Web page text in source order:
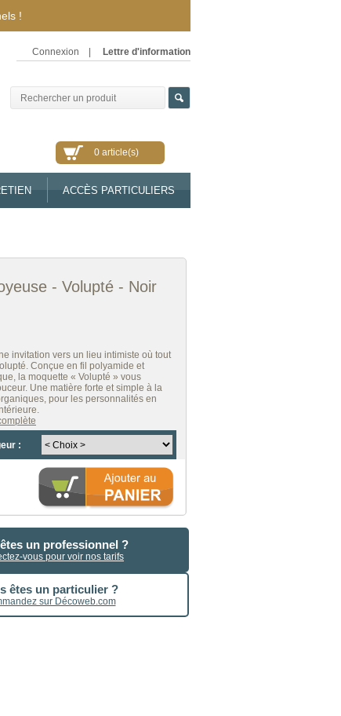
!
Connexion Lettre d'information
0 article(s)
ACCÈS PARTICULIERS
- Volupté - Noir
invitation vers un lieu intimiste où tout
Conçue en fil polyamide et
la moquette « Volupté » vous
Une matière forte et simple à la
pour les personnalités en
:
un professionnel ?
vous pour voir nos tarifs
êtes un particulier ?
sur Décoweb.com